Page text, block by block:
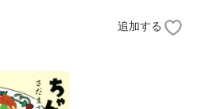
追加する